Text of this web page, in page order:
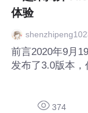
终一致性。基于
果。核心思想：
体验
前言2020年9月
发布了3.0版本
架的规范也在
374